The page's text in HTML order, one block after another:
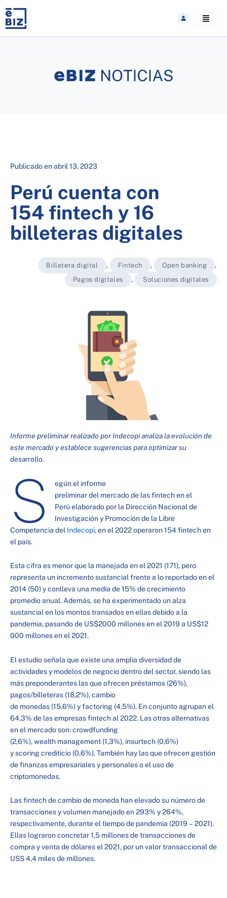
content
Publicado enabril 13, 2023
Perú cuenta con
154 fintech y 16
billeteras digitales
Billetera digital , Fintech , Open banking
,
Pagos digitales
, Soluciones digitales
Informe preliminar realizado por Indecopi analiza la evolución de
este mercado y establece sugerencias para optimizar su
desarrollo.
S
egún el informe
preliminar del mercado de las fintech en el
Perú elaborado por la Dirección Nacional de
Investigación y Promoción de la Libre
Competencia del Indecopi, en el 2022 operaron 154 fintech en
el país.
Esta cifra es menor que la manejada en el 2021 (171), pero
representa un incremento sustancial frente a lo reportado en el
2014 (50) y conlleva una media de 15% de crecimiento
promedio anual. Además, se ha experimentado un alza
sustancial en los montos transados en ellas debido a la
pandemia, pasando de US$2000 millones en el 2019 a US$12
000 millones en el 2021.
El estudio señala que existe una amplia diversidad de
actividades y modelos de negocio dentro del sector, siendo las
más preponderantes las que ofrecen préstamos (26%),
pagos/billeteras (18,2%), cambio
de monedas (15,6%) y factoring (4,5%). En conjunto agrupan el
64,3% de las empresas fintech al 2022. Las otras alternativas
en el mercado son: crowdfunding
(2,6%), wealth management (1,3%), insurtech (0,6%)
y scoring crediticio (0,6%). También hay las que ofrecen gestión
de finanzas empresariales y personales o el uso de
criptomonedas.
Las fintech de cambio de moneda han elevado su número de
transacciones y volumen manejado en 293% y 264%,
respectivamente, durante el tiempo de pandemia (2019 – 2021).
Ellas lograron concretar 1,5 millones de transacciones de
compra y venta de dólares el 2021, por un valor transaccional de
USS 4,4 miles de millones.